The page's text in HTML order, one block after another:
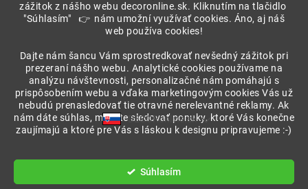
zážitok z nášho webu decoronline.sk. Kliknutím na tlačidlo
"Súhlasím" 👉 nám umožní využívať cookies. Áno, aj náš
web používa cookies!
Dajte nám šancu Vám sprostredkovať nevšedný zážitok pri
prezeraní nášho webu. Analytické cookies používame na
analýzu návštevnosti, personalizačné nám pomáhajú s
prispôsobením webu a vďaka marketingovým cookies Vás už
nebudú prenasledovať tie otravné nerelevantné reklamy. Ak
nám dáte súhlas, môžete sledovať ponuky, ktoré Vás konečne
zaujímajú a ktoré pre Vás s láskou k designu pripravujeme :-)
Súhlasím
Showroom
DECORonline.sk